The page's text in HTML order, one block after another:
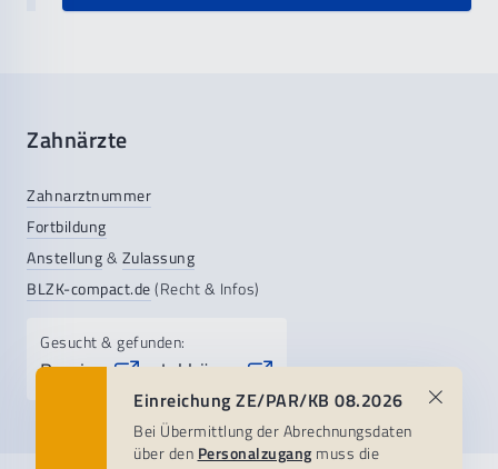
Einreichung ZE/PAR/KB 08.2026
Bei Übermittlung der Abrechnungsdaten
über den Personalzugang muss die
Zahnärzte
Zahnarztnummer
Fortbildung
Anstellung& Zulassung
BLZK-compact.de(Recht & Infos)
Gesucht & gefunden:
Praxis- Jobbörse